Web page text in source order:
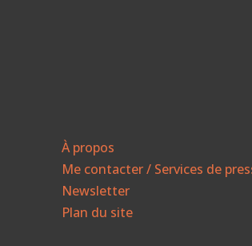
À propos
Me contacter / Services de
Newsletter
Plan du site